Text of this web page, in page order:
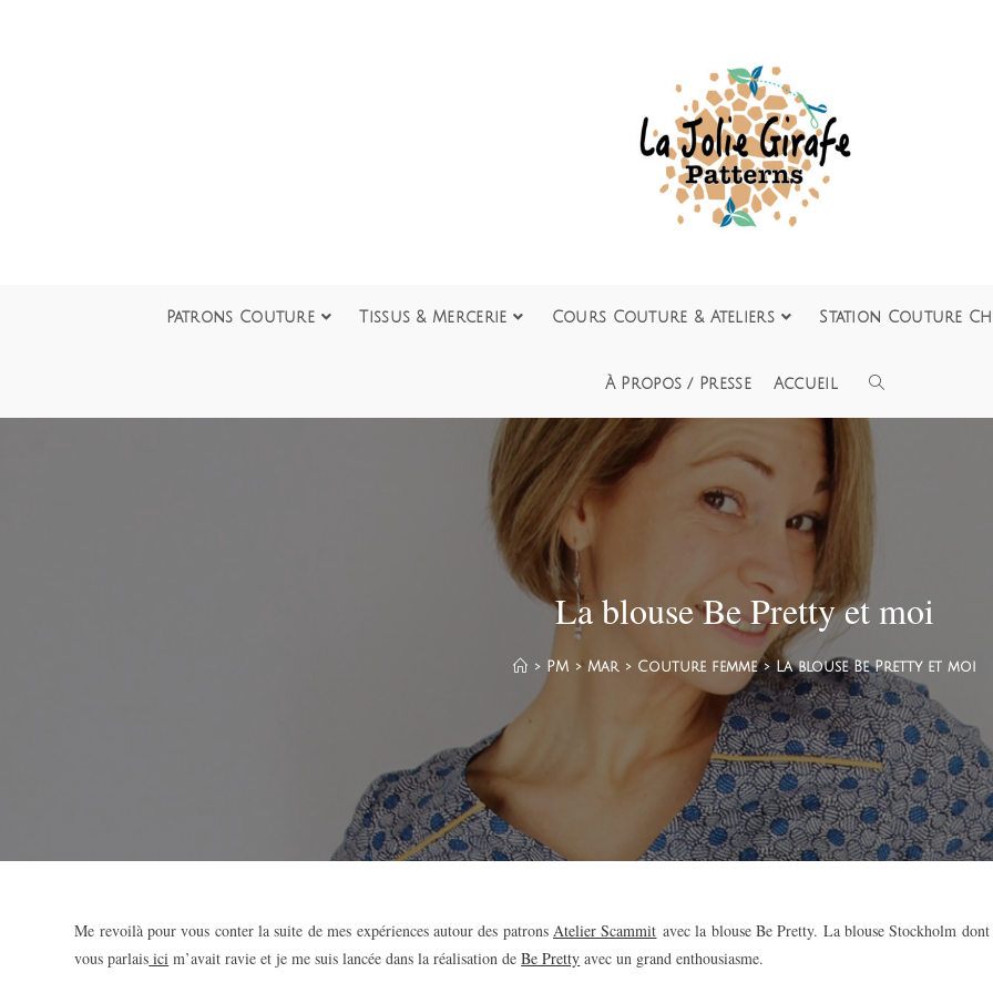
Patrons Couture Tissus & Mercerie Cours Couture & Ateliers Station Couture
À Propos / Presse Accueil
La blouse Be Pretty et moi
> PM > Mar > Couture femme > La blouse Be Pretty et moi
Me revoilà pour vous conter la suite de mes expériences autour des patronsAtelier Scammit avec la blouse Be Pretty. La blouse Stockholm
vous parlais ici m’avait ravie et je me suis lancée dans la réalisation deBe Pretty avec un grand enthousiasme.